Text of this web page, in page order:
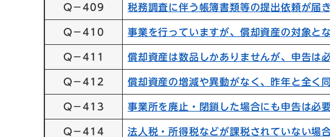
Q－409 税務調査に伴う帳簿書類等の提出依頼が届
Q－410 事業を行っていますが、償却資産の対象と
Q－411 償却資産は数品しかありませんが、申告は
Q－412 償却資産の増減や異動がなく、昨年と全く
Q－413 事業所を廃止・閉鎖した場合にも申告は必
Q－414 法人税・所得税などが課税されていない場